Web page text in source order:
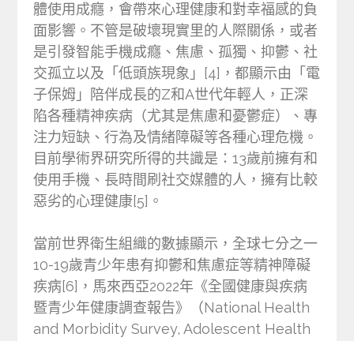
體使用成癮，會帶來心理健康和對幸福感的負
面影響。不管是破壞現實里的人際關係，或者
是引發智能手機成癮、焦慮、孤獨、抑鬱、社
交孤立以及「低頭族現象」[4]，都顯示由「電
子保姆」陪伴成長的Z和A世代年輕人，正深
陷各種精神疾病（尤其是焦慮和憂鬱症）、專
注力短缺、行為及情緒障礙等各種心理危機。
目前學術界研究所得的共識是：13歲前擁有和
使用手機、長時間刷社交媒體的人，擁有比較
惡劣的心理健康[5]。
當前世界衛生組織的數據顯示，全球七分之一
10-19歲青少年患有抑鬱和焦慮症等精神障礙
疾病[6]，馬來西亞2022年《全國健康與疾病
暨青少年健康調查報告》（National Health
and Morbidity Survey, Adolescent Health